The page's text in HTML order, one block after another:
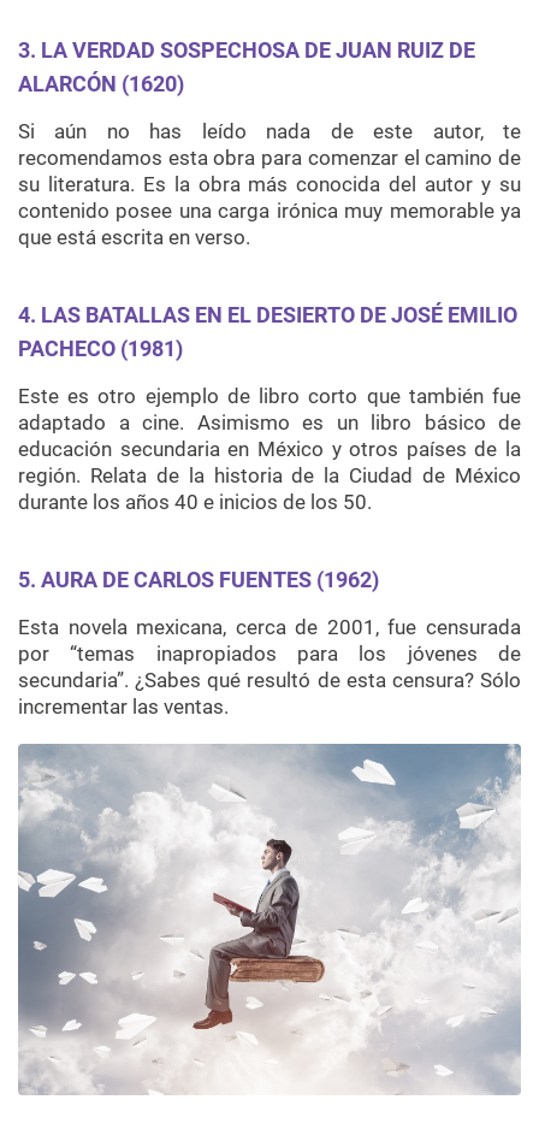
3. LA VERDAD SOSPECHOSA DE JUAN RUIZ DE
ALARCÓN (1620)
Si aún no has leído nada de este autor, te
recomendamos esta obra para comenzar el camino de
su literatura. Es la obra más conocida del autor y su
contenido posee una carga irónica muy memorable ya
que está escrita en verso.
4. LAS BATALLAS EN EL DESIERTO DE JOSÉ EMILIO
PACHECO (1981)
Este es otro ejemplo de libro corto que también fue
adaptado a cine. Asimismo es un libro básico de
educación secundaria en México y otros países de la
región. Relata de la historia de la Ciudad de México
durante los años 40 e inicios de los 50.
5. AURA DE CARLOS FUENTES (1962)
Esta novela mexicana, cerca de 2001, fue censurada
por “temas inapropiados para los jóvenes de
secundaria”. ¿Sabes qué resultó de esta censura? Sólo
incrementar las ventas.